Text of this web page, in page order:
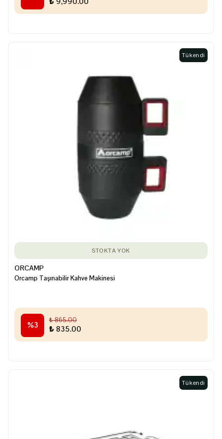
Tükendi
STOKTA YOK
ORCAMP
Orcamp Taşınabilir Kahve Makinesi
%3
₺ 865.00
₺ 835.00
Tükendi